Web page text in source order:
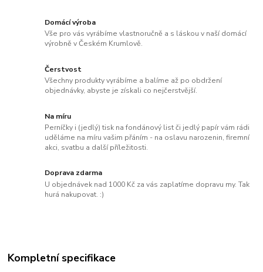
Domácí výroba
Vše pro vás vyrábíme vlastnoručně a s láskou v naší domácí
výrobně v Českém Krumlově.
Čerstvost
Všechny produkty vyrábíme a balíme až po obdržení
objednávky, abyste je získali co nejčerstvější.
Na míru
Perníčky i (jedlý) tisk na fondánový list či jedlý papír vám rádi
uděláme na míru vašim přáním - na oslavu narozenin, firemní
akci, svatbu a další příležitosti.
Doprava zdarma
U objednávek nad 1000 Kč za vás zaplatíme dopravu my. Tak
hurá nakupovat. :)
Kompletní specifikace